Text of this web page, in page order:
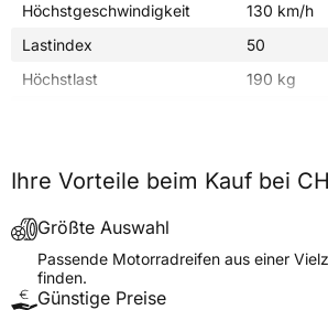
Höchstgeschwindigkeit
130 km/h
Lastindex
50
Höchstlast
190 kg
Fahrzeugtyp
Motorrad
Verwendung
Modellname
K 80 SR
Reifenposition
Ihre Vorteile beim Kauf bei
Größte Auswahl
Passende Motorradreifen aus einer
finden.
Günstige Preise